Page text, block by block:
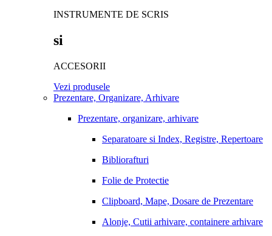
INSTRUMENTE DE SCRIS
si
ACCESORII
Vezi produsele
Prezentare, Organizare, Arhivare
Prezentare, organizare, arhivare
Separatoare si Index, Registre, Repertoare
Bibliorafturi
Folie de Protectie
Clipboard, Mape, Dosare de Prezentare
Alonje, Cutii arhivare, containere arhivare